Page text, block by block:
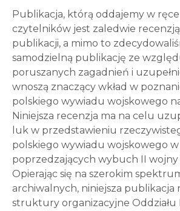
Publikacja, którą oddajemy w ręce
czytelników jest zaledwie
publikacji, a mimo to
samodzielną publikację ze
poruszanych zagadnień i
wnoszą znaczący wkład w
polskiego wywiadu wojskowego
Niniejsza recenzja ma na celu
luk w przedstawieniu
polskiego wywiadu wojskowego
poprzedzających wybuch II wojny
Opierając się na szerokim
archiwalnych, niniejsza
struktury organizacyjne Oddziału